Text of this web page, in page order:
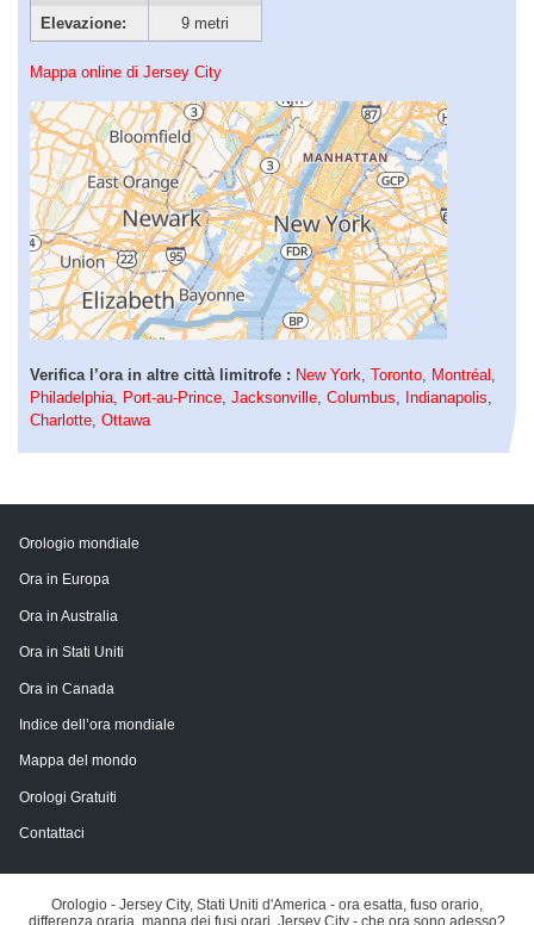
Elevazione:
9 metri
Mappa online di Jersey City
Verifica l’ora in altre città limitrofe : New York, Toronto, Montréal ,
Philadelphia, Port-au-Prince, Jacksonville, Columbus, Indianapolis,
Charlotte, Ottawa
Orologio mondiale
Ora in Europa
Ora in Australia
Ora in Stati Uniti
Ora in Canada
Indice dell’ora mondiale
Mappa del mondo
Orologi Gratuiti
Contattaci
Orologio - Jersey City, Stati Uniti d'America - ora esatta, fuso orario,